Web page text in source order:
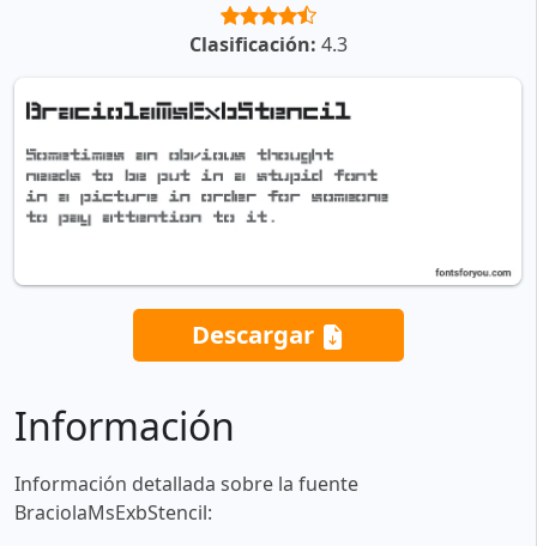
Clasificación: 4.3
Descargar
Información
Información detallada sobre la fuente
BraciolaMsExbStencil: